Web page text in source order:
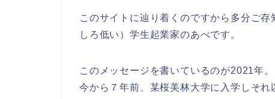
このサイトに辿り着くのですから多分ご
しろ低い）学生起業家のあべです。
このメッセージを書いているのが2021年。
今から７年前、某桜美林大学に入学しそれ